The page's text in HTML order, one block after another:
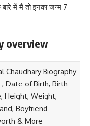
में मैं तो इनका जन्म 7
overview
Chaudhary Biography
, Date of Birth, Birth
Height, Weight,
Boyfriend
& More